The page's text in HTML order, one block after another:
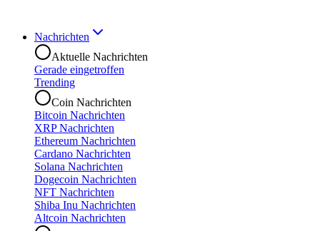
Nachrichten
Aktuelle Nachrichten
Gerade eingetroffen
Trending
Coin Nachrichten
Bitcoin Nachrichten
XRP Nachrichten
Ethereum Nachrichten
Cardano Nachrichten
Solana Nachrichten
Dogecoin Nachrichten
NFT Nachrichten
Shiba Inu Nachrichten
Altcoin Nachrichten